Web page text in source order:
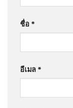
ชื่อ *
อีเมล *